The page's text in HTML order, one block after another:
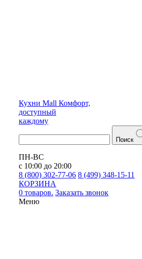
Кухни Mall Комфорт,
доступный
каждому
Поиск
ПН-ВС
с 10:00 до 20:00
8 (800) 302-77-06 8 (499) 348-15-11
КОРЗИНА
0 товаров. Заказать звонок
Меню